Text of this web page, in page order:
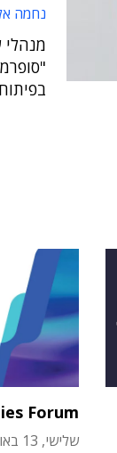
נחמה
מנהלי
Forum
שלישי, 13 באוקטובר 2026